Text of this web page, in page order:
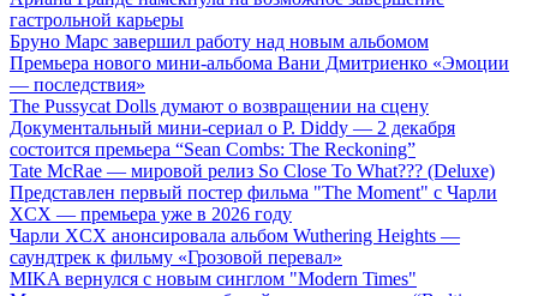
гастрольной карьеры
Бруно Марс завершил работу над новым альбомом
Премьера нового мини-альбома Вани Дмитриенко «Эмоции
— последствия»
The Pussycat Dolls думают о возвращении на сцену
Документальный мини-сериал о P. Diddy — 2 декабря
состоится премьера “Sean Combs: The Reckoning”
Tate McRae — мировой релиз So Close To What??? (Deluxe)
Представлен первый постер фильма "The Moment" с Чарли
XCX — премьера уже в 2026 году
Чарли XCX анонсировала альбом Wuthering Heights —
саундтрек к фильму «Грозовой перевал»
MIKA вернулся с новым синглом "Modern Times"